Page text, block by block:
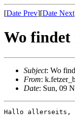
[Date Prev][Date Next
Wo findet
Subject: Wo
From:
Date: Sun, 09
Hallo allerseits,